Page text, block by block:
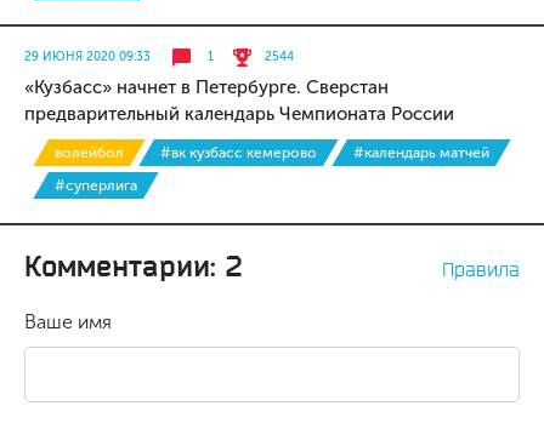
29 ИЮНЯ 2020 09:33 1 2544
«Кузбасс» начнет в Петербурге. Сверстан
предварительный календарь Чемпионата России
волейбол #вк кузбасс кемерово
#календарь матчей
#суперлига
Комментарии: 2 Правила
Ваше имя